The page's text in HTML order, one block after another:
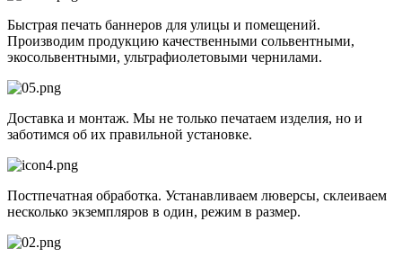
Быстрая печать баннеров для улицы и помещений.
Производим продукцию качественными сольвентными,
экосольвентными, ультрафиолетовыми чернилами.
Доставка и монтаж. Мы не только печатаем изделия, но и
заботимся об их правильной установке.
Постпечатная обработка. Устанавливаем люверсы, склеиваем
несколько экземпляров в один, режим в размер.